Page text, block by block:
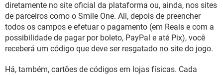
diretamente no site oficial da plataforma ou, ainda, nos sites
de parceiros como o Smile One. Ali, depois de preencher
todos os campos e efetuar o pagamento (em Reais e com a
possibilidade de pagar por boleto, PayPal e até Pix), você
receberá um código que deve ser resgatado no site do jogo.
Há, também, cartões de códigos em lojas físicas. Cada